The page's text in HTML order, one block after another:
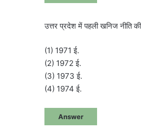
उत्तर प्रदेश में पहली खनिज नीति
(1) 1971 ई.
(2) 1972 ई.
(3) 1973 ई.
(4) 1974 ई.
Answer